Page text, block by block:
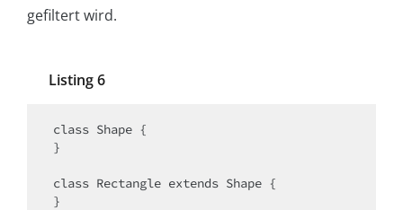
gefiltert wird.
Listing 6
class Shape {
}
class Rectangle extends Shape {
}